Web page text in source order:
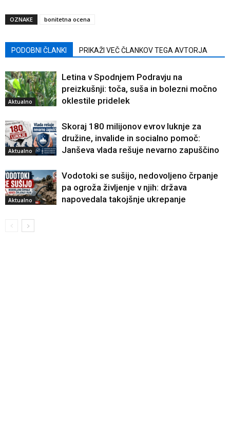
OZNAKE bonitetna ocena
PODOBNI ČLANKI PRIKAŽI VEČ ČLANKOV TEGA AVTORJA
Aktualno
Letina v Spodnjem Podravju na
preizkušnji: toča, suša in bolezni močno
oklestile pridelek
Aktualno
Skoraj 180 milijonov evrov luknje za
družine, invalide in socialno pomoč:
Janševa vlada rešuje nevarno zapuščino
Aktualno
Vodotoki se sušijo, nedovoljeno črpanje
pa ogroža življenje v njih: država
napovedala takojšnje ukrepanje